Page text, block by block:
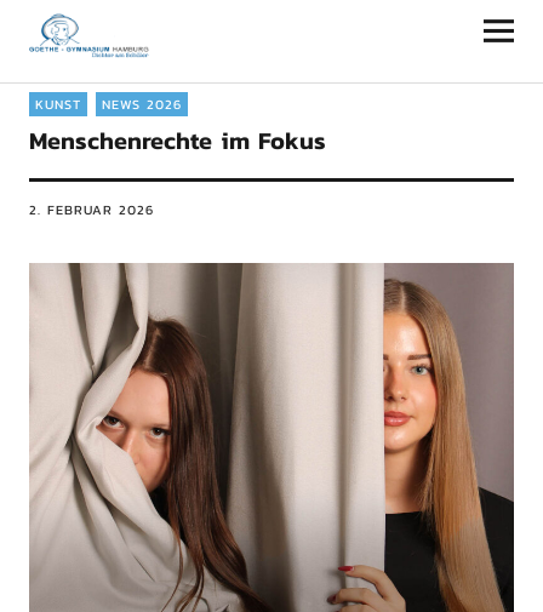
Goethe-Gymnasium Hamburg
KUNST NEWS 2026
Menschenrechte im Fokus
2. FEBRUAR 2026